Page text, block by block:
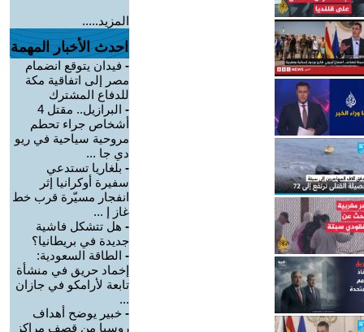
المزيد.....
احدث الأخبار المهمة
- فيدان يتوقع انضمام
مصر إلى اتفاقية مكة
للدفاع المشترك
-
البرازيل.. مقتل 4
أشخاص جراء تحطم
مروحية سياحية في ريو
دي جا ...
- بلغاريا تستدعي
سفيرة أوكرانيا إثر
انفجار مسيّرة قرب خط
غاز إ ...
- هل تتشكل فاشية
جديدة في بريطانيا؟
- الطاقة السعودية:
إخماد حريق في منشأة
تابعة لأرامكو في جازان
...
- خبير يوضح أهداف
روسيا من قصف مراكز